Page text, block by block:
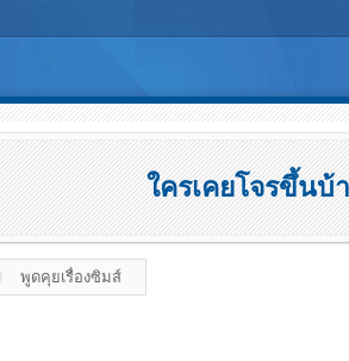
ใครเคยโจรขึ้นบ้
พูดคุยเรื่องซิมส์